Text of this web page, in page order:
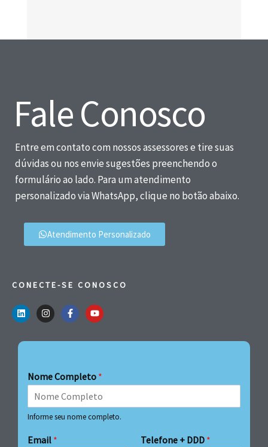
Fale Conosco
Entre em contato com nossos assessores e tire suas
dúvidas ou nos envie sugestões preenchendo o
formulário ao lado. Para um atendimento
personalizado via WhatsApp, clique no botão abaixo.
Atendimento Personalizado
CONECTE-SE CONOSCO
Nome Completo *
Informe seu nome completo.
Email * Telefone + DDD *